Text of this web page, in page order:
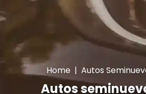
Home | Autos
Autos